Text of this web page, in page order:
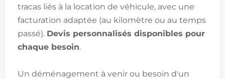
tracas liés à la location de véhicule, avec une
facturation adaptée (au kilomètre ou au temps
passé). Devis personnalisés disponibles pour
chaque besoin.
Un déménagement à venir ou besoin d'un